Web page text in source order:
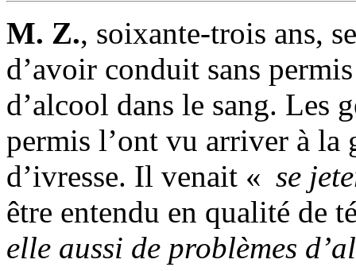
M. Z., soixante-trois ans,
d’avoir conduit sans
d’alcool dans le sang. Les
permis l’ont vu arriver à la
d’ivresse. Il venait « se
être entendu en qualité de
elle aussi de problèmes